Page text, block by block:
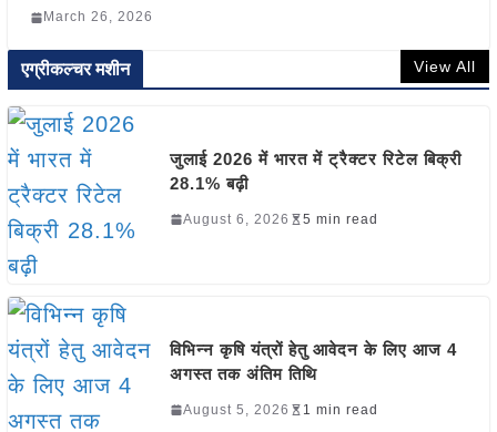
March 26, 2026
एग्रीकल्चर मशीन View All
जुलाई 2026 में भारत में ट्रैक्टर रिटेल बिक्री
28.1% बढ़ी
August 6, 2026 5 min read
विभिन्न कृषि यंत्रों हेतु आवेदन के लिए आज 4
अगस्त तक अंतिम तिथि
August 5, 2026 1 min read